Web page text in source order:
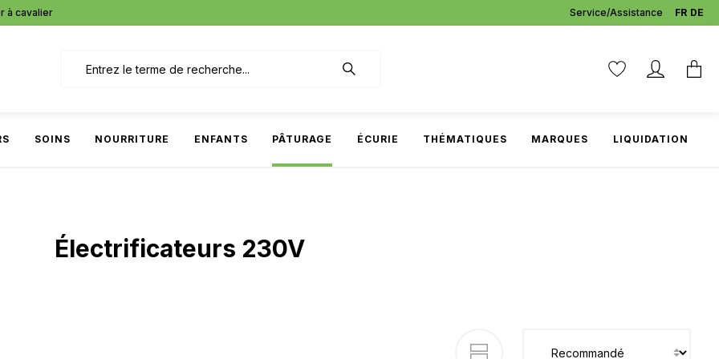
à cavalier Service/Assistance DE
FR
SOINS NOURRITURE ENFANTS PÂTURAGE ÉCURIE THÉMATIQUES MARQUES LIQUIDATION
Électrificateurs 230V